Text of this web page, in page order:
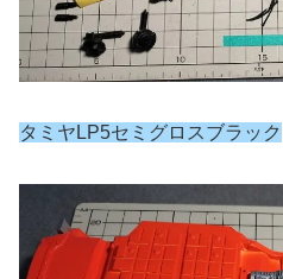
タミヤLP5セミグロスブラック